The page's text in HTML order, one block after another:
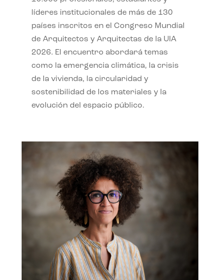
líderes institucionales de más de 130
países inscritos en el Congreso Mundial
de Arquitectos y Arquitectas de la UIA
2026. El encuentro abordará temas
como la emergencia climática, la crisis
de la vivienda, la circularidad y
sostenibilidad de los materiales y la
evolución del espacio público.